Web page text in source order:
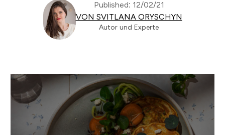
Published: 12/02/21
VON SVITLANA ORYSCHYN
Autor und Experte